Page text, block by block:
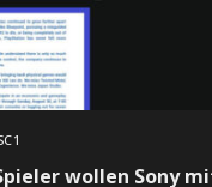
wollen Sony